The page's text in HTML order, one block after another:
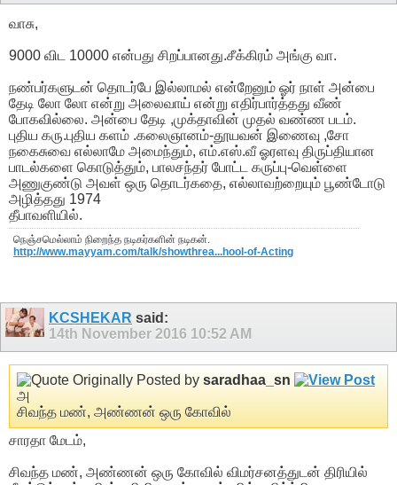
வாசு,
9000 விட 10000 என்பது சிறப்பானது.சீக்கிரம் அங்கு வா.
நண்பர்களுடன் தொடர்பே இல்லாமல் என்றேனும் ஓர் நாள் அன்பை
தேடி லோ லோ என்று அலைவாய் என்று எதிர்பார்த்தது வீண்
போகவில்லை. அன்பை தேடி ,முக்தாவின் முதல் வண்ண படம்.
புதிய கரு.புதிய களம் .கலைஞானம்-தூயவன் இணைவு ,சோ
நகைசுவை எல்லாமே அமைந்தும், எம்.எஸ்.வீ ஓரளவு திருப்தியான
பாடல்களை கொடுத்தும், பாலசந்தர் போட்ட கருப்பு-வெள்ளை
அணுகுண்டு அவள் ஒரு தொடர்கதை, எல்லாவற்றையும் பூண்டோடு
அழித்தது 1974
தீபாவளியில்.
நெஞ்சமெல்லாம் நிறைந்த நடிகர்களின் நடிகன்.
http://www.mayyam.com/talk/showthrea...hool-of-Acting
KCSHEKAR said:
14th November 2016 10:52 AM
Originally Posted by saradhaa_sn
அ
சிவந்த மண், அண்ணன் ஒரு கோவில்
சாரதா மேடம்,
சிவந்த மண், அண்ணன் ஒரு கோவில் விமர்சனத்துடன் திரியில்